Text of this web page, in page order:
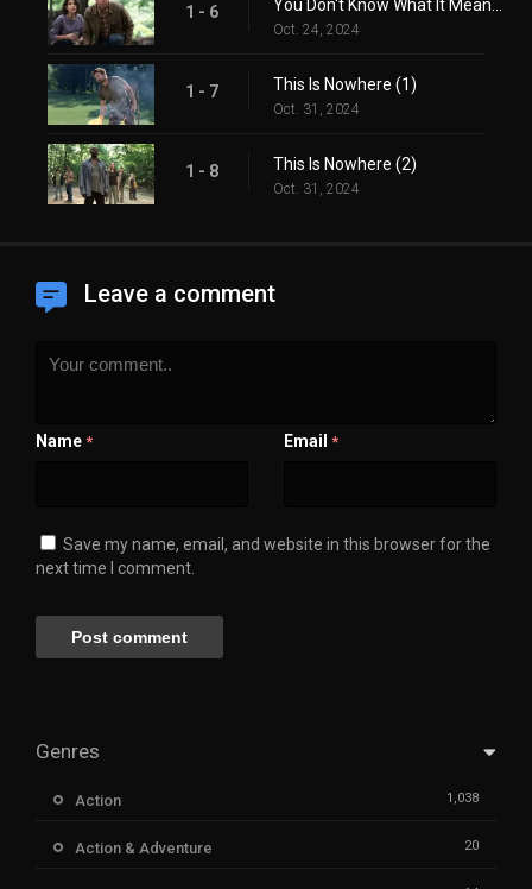
1 - 6
Oct. 24, 2024
1 - 7 This Is Nowhere (1)
Oct. 31, 2024
1 - 8 This Is Nowhere (2)
Oct. 31, 2024
Leave a comment
Name * Email *
Save my name, email, and website in this browser for the
next time I comment.
Genres
Action 1,038
Action & Adventure 20